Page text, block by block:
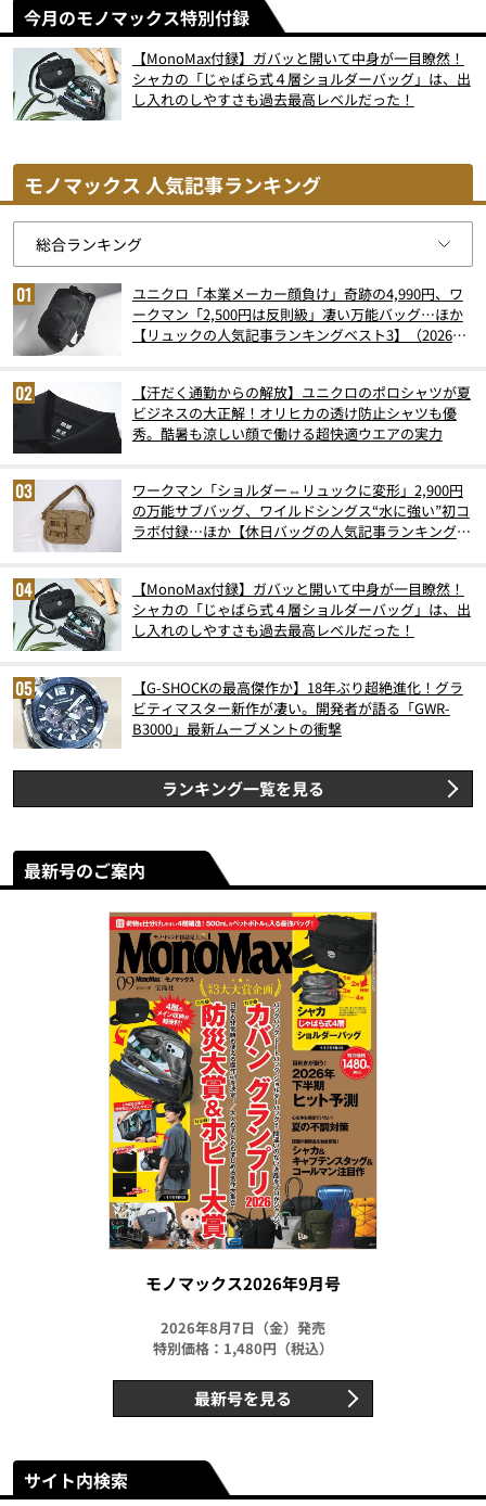
今月のモノマックス特別付録
【MonoMax付録】ガバッと開いて中身が一目瞭然！
シャカの「じゃばら式４層ショルダーバッグ」は、出
し入れのしやすさも過去最高レベルだった！
モノマックス 人気記事ランキング
ユニクロ「本業メーカー顔負け」奇跡の4,990円、ワ
ークマン「2,500円は反則級」凄い万能バッグ…ほか
【リュックの人気記事ランキングベスト3】（2026年
【汗だく通勤からの解放】ユニクロのポロシャツが夏
ビジネスの大正解！オリヒカの透け防止シャツも優
秀。酷暑も涼しい顔で働ける超快適ウエアの実力
ワークマン「ショルダー⇔リュックに変形」2,900円
の万能サブバッグ、ワイルドシングス“水に強い”初コ
ラボ付録…ほか【休日バッグの人気記事ランキングベ
【MonoMax付録】ガバッと開いて中身が一目瞭然！
シャカの「じゃばら式４層ショルダーバッグ」は、出
し入れのしやすさも過去最高レベルだった！
【G-SHOCKの最高傑作か】18年ぶり超絶進化！グラ
ビティマスター新作が凄い。開発者が語る「GWR-
B3000」最新ムーブメントの衝撃
ランキング一覧を見る
最新号のご案内
モノマックス2026年9月号
2026年8月7日（金）発売
特別価格：1,480円（税込）
最新号を見る
サイト内検索